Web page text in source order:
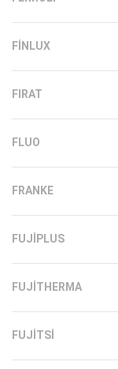
FINLUX
FIRAT
FLUO
FRANKE
FUJIPLUS
FUJITHERMA
FUJITSI